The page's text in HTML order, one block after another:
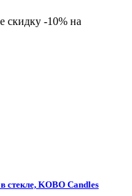
скидку -10% на
стекле, KOBO Candles